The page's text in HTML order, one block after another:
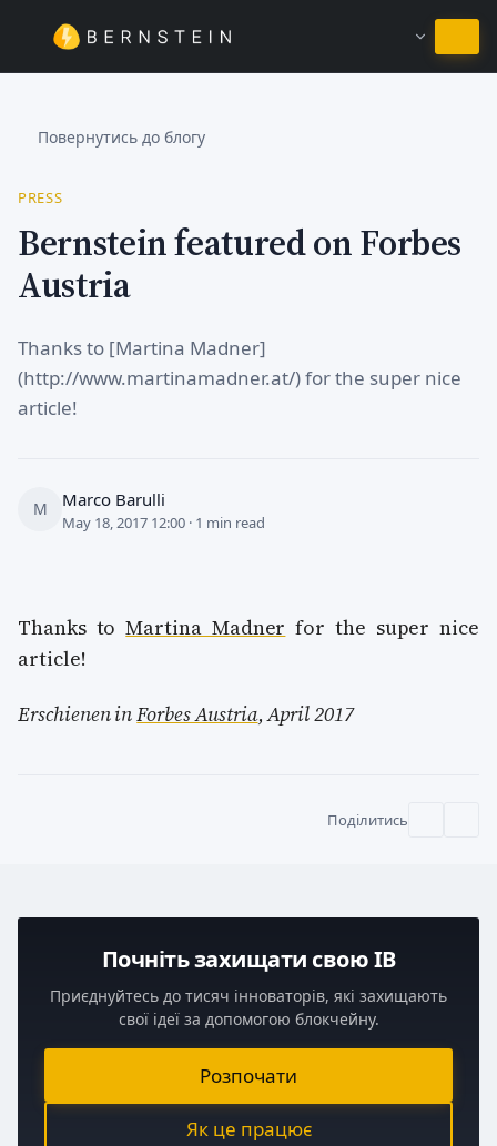
Залишитись на Українська
Повернутись до блогу
PRESS
Bernstein featured on Forbes
Austria
Thanks to [Martina Madner]
(http://www.martinamadner.at/) for the super nice
article!
M Marco Barulli
May 18, 2017 12:00 · 1 min read
Thanks toMartina Madner for the super nice
article!
Erschienen inForbes Austria, April 2017
Поділитись
Почніть захищати свою ІВ
Приєднуйтесь до тисяч інноваторів, які захищають
свої ідеї за допомогою блокчейну.
Розпочати
Як це працює